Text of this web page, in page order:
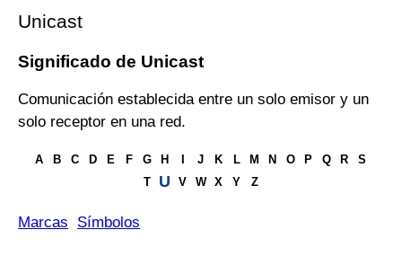
Unicast
Significado de Unicast
Comunicación establecida entre un solo emisor y un
solo receptor en una red.
A B C D E F G H J K L M N O P Q R
S
T
U V W X Y Z
Marcas Símbolos